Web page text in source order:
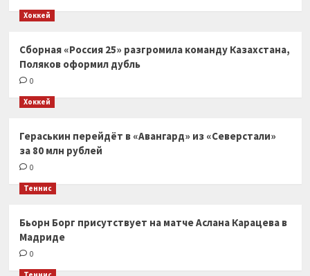
Хоккей
Сборная «Россия 25» разгромила команду Казахстана,
Поляков оформил дубль
0
Хоккей
Гераськин перейдёт в «Авангард» из «Северстали»
за 80 млн рублей
0
Теннис
Бьорн Борг присутствует на матче Аслана Карацева в
Мадриде
0